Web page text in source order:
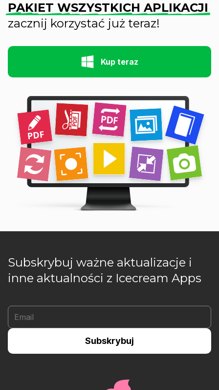
PAKIET WSZYSTKICH APLIKACJI
zacznij korzystać już teraz!
Kup teraz
Subskrybuj ważne aktualizacje i
inne aktualności z Icecream Apps